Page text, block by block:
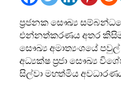
ප්‍රජනක සෞඛ්‍ය
එන්නත්කරණය අතර
සෞඛ්‍ය අමාත්‍යංශයේ
අධ්‍යක්ෂ ප්‍රජා සෞඛ්‍ය
සිල්වා මහත්මිය